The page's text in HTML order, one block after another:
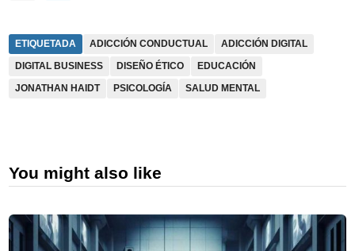
ETIQUETADA ADICCIÓN CONDUCTUAL
ADICCIÓN DIGITAL
DIGITAL BUSINESS
DISEÑO ÉTICO
EDUCACIÓN
JONATHAN HAIDT
PSICOLOGÍA SALUD MENTAL
You might also like